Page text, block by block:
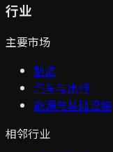
行业
主要市场
制造
汽车与出行
能源与基础设施
相邻行业